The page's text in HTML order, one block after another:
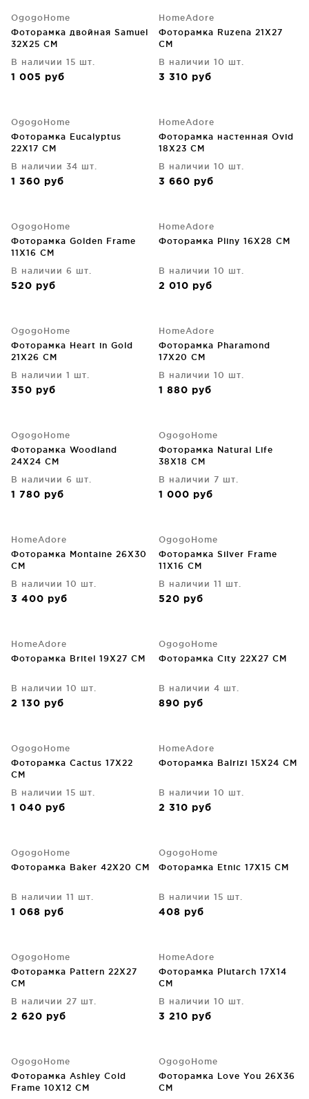
OgogoHome
Фоторамка двойная Samuel
32X25 CM
В наличии 15 шт.
1 005 руб
HomeAdore
Фоторамка Ruzena 21X27
CM
В наличии 10 шт.
3 310 руб
OgogoHome
Фоторамка Eucalyptus
22X17 CM
В наличии 34 шт.
1 360 руб
HomeAdore
Фоторамка настенная Ovid
18X23 CM
В наличии 10 шт.
3 660 руб
OgogoHome
Фоторамка Golden Frame
11X16 CM
В наличии 6 шт.
520 руб
HomeAdore
Фоторамка Pliny 16X28 CM
В наличии 10 шт.
2 010 руб
OgogoHome
Фоторамка Heart in Gold
21X26 CM
В наличии 1 шт.
350 руб
HomeAdore
Фоторамка Pharamond
17X20 CM
В наличии 10 шт.
1 880 руб
OgogoHome
Фоторамка Woodland
24X24 CM
В наличии 6 шт.
1 780 руб
OgogoHome
Фоторамка Natural Life
38X18 CM
В наличии 7 шт.
1 000 руб
HomeAdore
Фоторамка Montaine 26X30
CM
В наличии 10 шт.
3 400 руб
OgogoHome
Фоторамка Silver Frame
11X16 CM
В наличии 11 шт.
520 руб
HomeAdore
Фоторамка Britel 19X27 CM
В наличии 10 шт.
2 130 руб
OgogoHome
Фоторамка City 22X27 CM
В наличии 4 шт.
890 руб
OgogoHome
Фоторамка Cactus 17X22
CM
В наличии 15 шт.
1 040 руб
HomeAdore
Фоторамка Balrizi 15X24 CM
В наличии 10 шт.
2 310 руб
OgogoHome
Фоторамка Baker 42X20 CM
В наличии 11 шт.
1 068 руб
OgogoHome
Фоторамка Etnic 17X15 CM
В наличии 15 шт.
408 руб
OgogoHome
Фоторамка Pattern 22X27
CM
В наличии 27 шт.
2 620 руб
HomeAdore
Фоторамка Plutarch 17X14
CM
В наличии 10 шт.
3 210 руб
OgogoHome
Фоторамка Ashley Cold
Frame 10X12 CM
OgogoHome
Фоторамка Love You 26X36
CM